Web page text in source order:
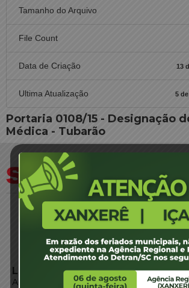
Tamanho do Arquivo
File Count
Data de Criação 13
Ultima Atualização 5
Portaria 0108/15 - Designação
Médica - Tubarão
LINKS EXTERNOS
Agência de Notícias